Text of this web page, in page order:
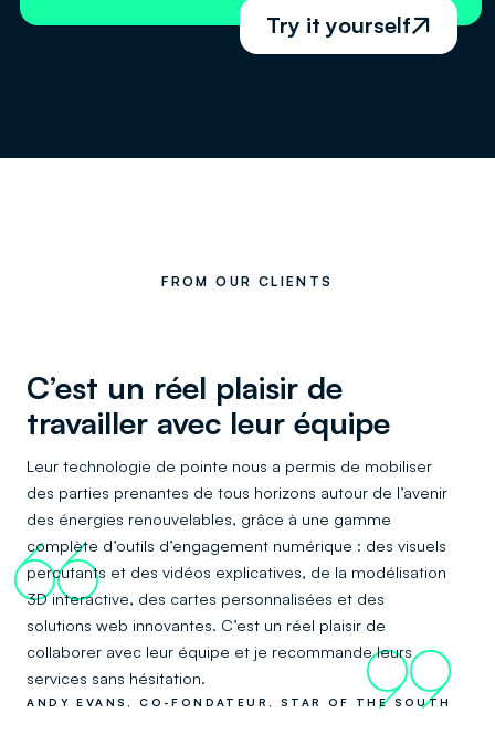
Try it yourself
FROM OUR CLIENTS
C’est un réel plaisir de
travailler avec leur équipe
Leur technologie de pointe nous a permis de mobiliser
des parties prenantes de tous horizons autour de l’avenir
des énergies renouvelables, grâce à une gamme
complète d’outils d’engagement numérique : des visuels
percutants et des vidéos explicatives, de la modélisation
3D interactive, des cartes personnalisées et des
solutions web innovantes. C’est un réel plaisir de
collaborer avec leur équipe et je recommande leurs
services sans hésitation.
66
99
ANDY EVANS, CO-FONDATEUR, STAR OF THE SOUTH